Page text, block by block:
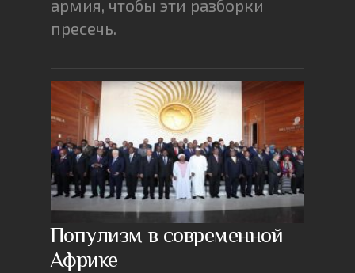
армия, чтобы эти разборки
пресечь.
Популизм в современной
Африке